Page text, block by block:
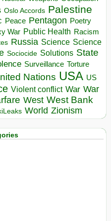
Oslo Accords Palestine
Peace Pentagon Poetry
War Public Health Racism
Russia Science Science
Sociocide Solutions State
Surveillance Torture
Nations USA US
Violent conflict War War
West West Bank
World Zionism